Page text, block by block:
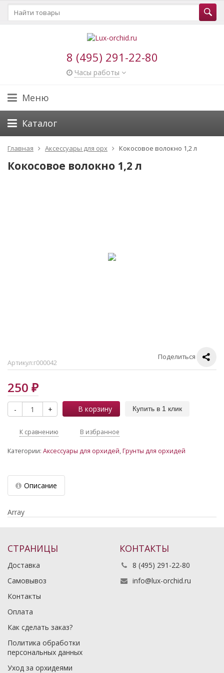
8 (495) 291-22-80
Часы работы
Меню
Каталог
Главная Аксессуары для орх Кокосовое волокно 1,2 л
Кокосовое волокно 1,2 л
Артикул:г000042
Поделиться
250 ₽
- + В корзину Купить в 1 клик
К сравнению В избранное
Категории: Аксессуары для орхидей,Грунты для орхидей
Описание
Array
СТРАНИЦЫ
Доставка
Самовывоз
Контакты
Оплата
Как сделать заказ?
Политика обработки
персональных данных
Уход за орхидеями
КОНТАКТЫ
8 (495) 291-22-80
info@lux-orchid.ru